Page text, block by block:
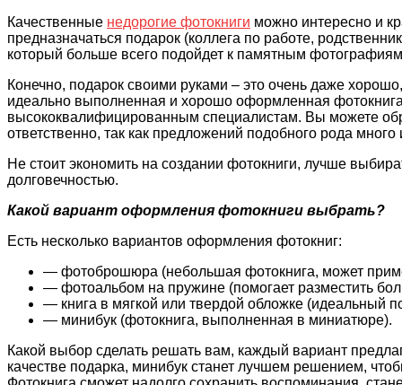
Качественные недорогие фотокниги можно интересно и
предназначаться подарок (коллега по работе,
который больше всего подойдет к памятным
Конечно, подарок своими руками – это очень даже
идеально выполненная и хорошо оформленная
высококвалифицированным специалистам. Вы можете
ответственно, так как предложений подобного рода
Не стоит экономить на создании фотокниги, лучше
долговечностью.
Какой вариант оформления фотокниги выбрать?
Есть несколько вариантов оформления фотокниг:
— фотоброшюра (небольшая фотокнига, может
— фотоальбом на пружине (помогает разместить
— книга в мягкой или твердой обложке (идеальный
— минибук (фотокнига, выполненная в миниатюре).
Какой выбор сделать решать вам, каждый вариант
качестве подарка, минибук станет лучшем решением,